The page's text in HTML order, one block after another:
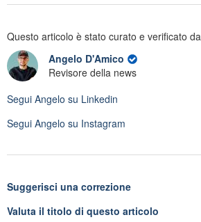
Questo articolo è stato curato e verificato da
Angelo D'Amico
Revisore della news
Segui Angelo su Linkedin
Segui Angelo su Instagram
Suggerisci una correzione
Valuta il titolo di questo articolo